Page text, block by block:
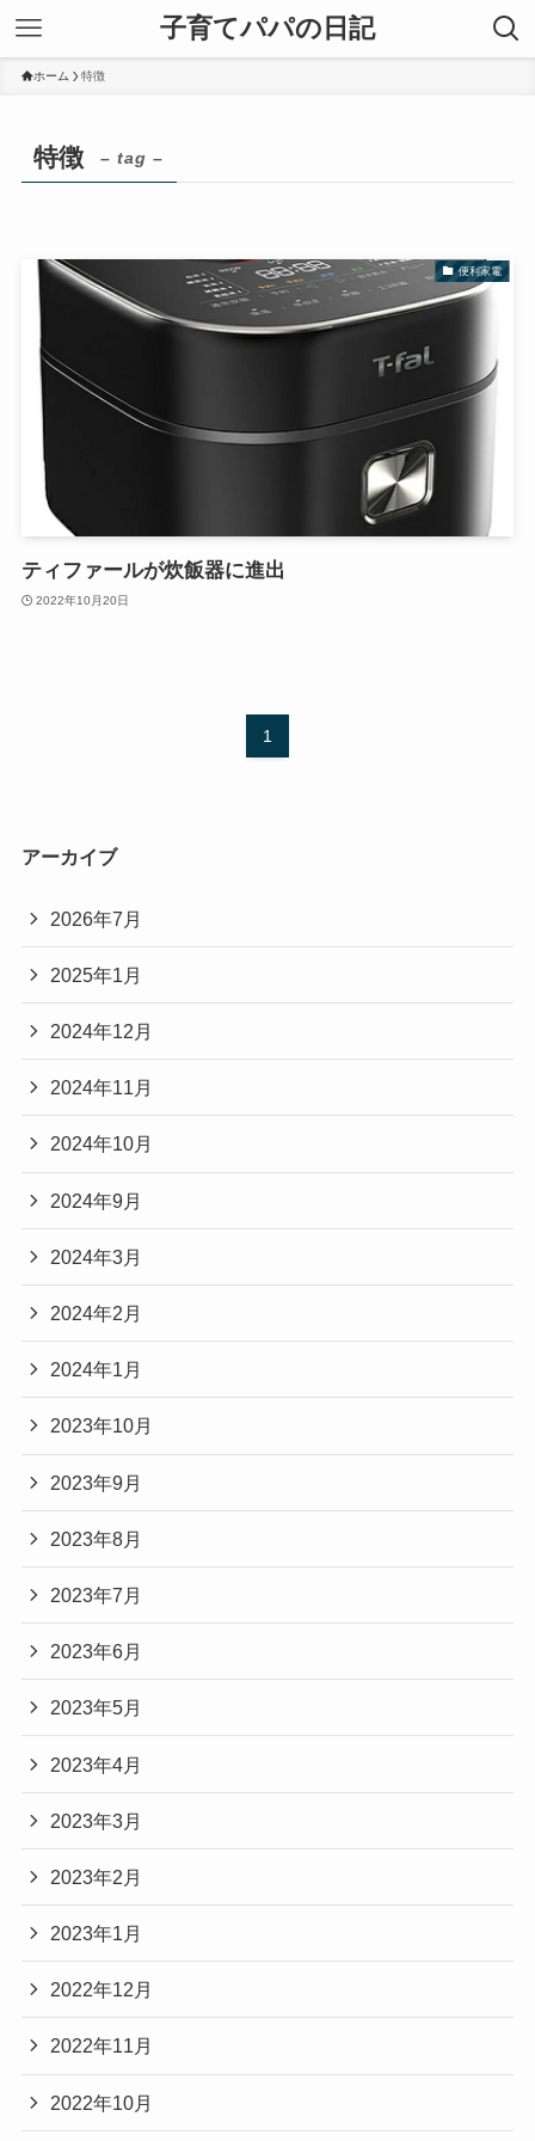
子育てパパの日記
ホーム 特徴
特徴 – tag –
便利家電
ティファールが炊飯器に進出
2022年10月20日
1
アーカイブ
2026年7月
2025年1月
2024年12月
2024年11月
2024年10月
2024年9月
2024年3月
2024年2月
2024年1月
2023年10月
2023年9月
2023年8月
2023年7月
2023年6月
2023年5月
2023年4月
2023年3月
2023年2月
2023年1月
2022年12月
2022年11月
2022年10月